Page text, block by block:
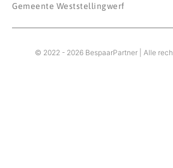
Gemeente Weststellingwerf
© 2022 - 2026 BespaarPartner | Alle